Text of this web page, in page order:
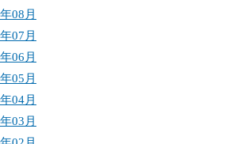
08月
07月
06月
05月
04月
03月